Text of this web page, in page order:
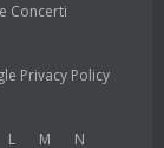
Concerti
Privacy Policy
L M
N